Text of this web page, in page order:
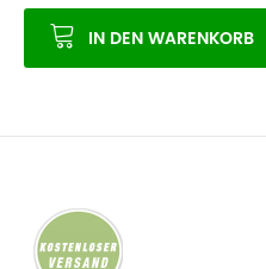
IN DEN WARENKORB